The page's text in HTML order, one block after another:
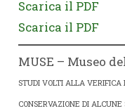
Scarica il PDF
Scarica il PDF
MUSE – Museo
STUDI VOLTI ALLA VERIFICA
CONSERVAZIONE DI